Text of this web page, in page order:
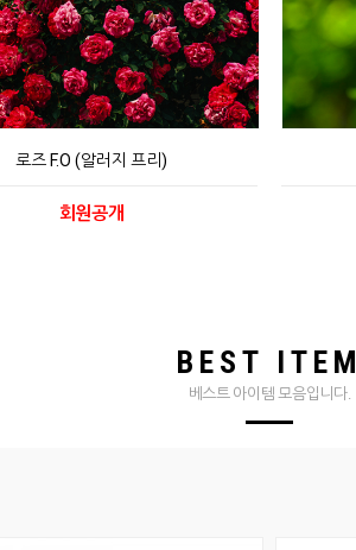
로즈 F.O (알러지 프리)
회원공개
BEST ITEM
베스트 아이템 모음입니다.